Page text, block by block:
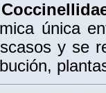
única
y se